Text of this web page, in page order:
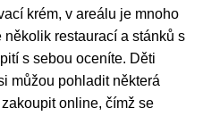
krém, v areálu je mnoho
restaurací a stánků s
s sebou oceníte. Děti
můžou pohladit některá
online, čímž se